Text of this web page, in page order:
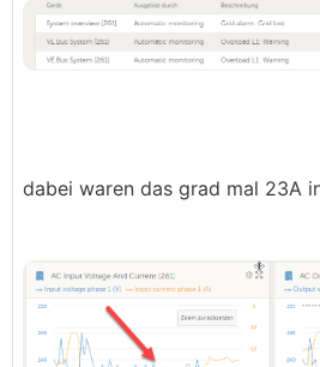
über 20A gezohen kurzzeitig.
dabei waren das grad mal 23A